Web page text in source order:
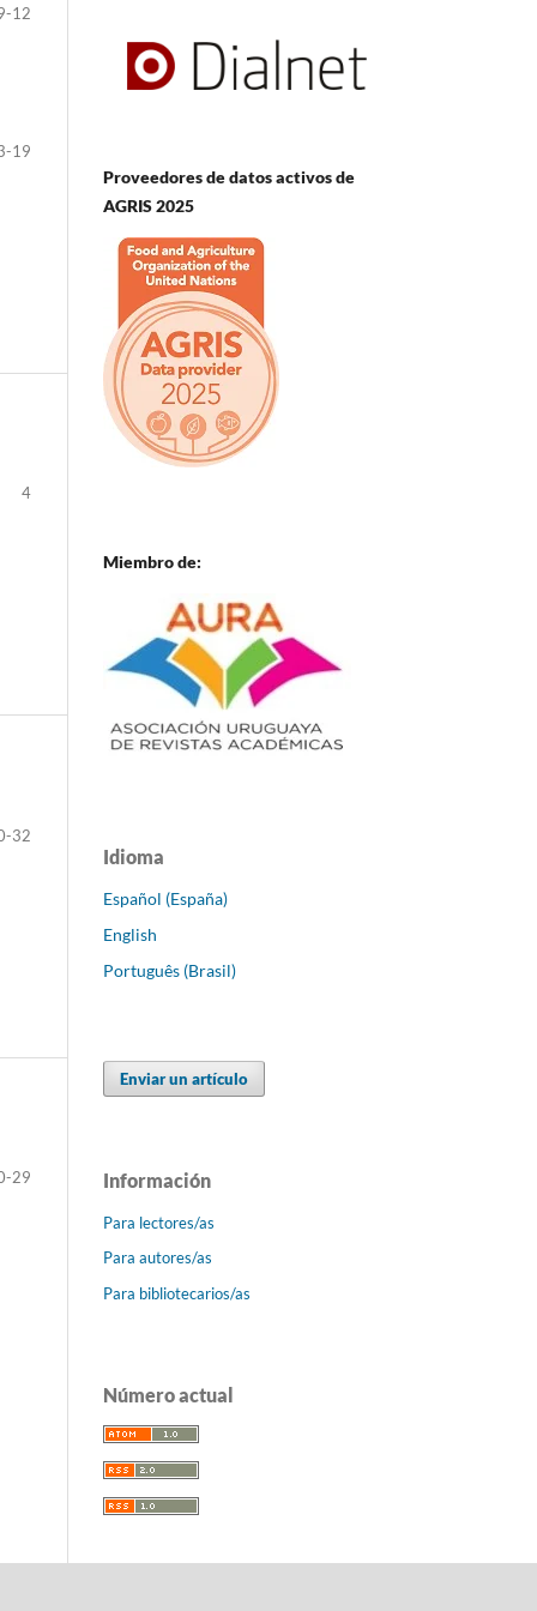
12
19
4
32
29
Proveedores de datos activos de
AGRIS 2025
Miembro de:
Idioma
Español (España)
English
Português (Brasil)
Enviar un artículo
Información
Para lectores/as
Para autores/as
Para bibliotecarios/as
Número actual